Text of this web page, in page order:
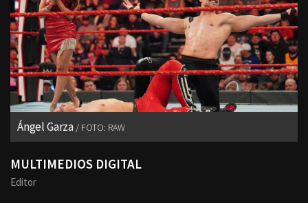
Ángel Garza FOTO: RAW
MULTIMEDIOS DIGITAL
Editor